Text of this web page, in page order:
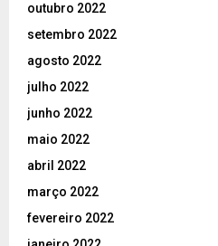
outubro 2022
setembro 2022
agosto 2022
julho 2022
junho 2022
maio 2022
abril 2022
março 2022
fevereiro 2022